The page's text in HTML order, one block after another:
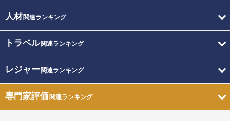
人材関連ランキング
トラベル関連ランキング
レジャー関連ランキング
専門家評価関連ランキング